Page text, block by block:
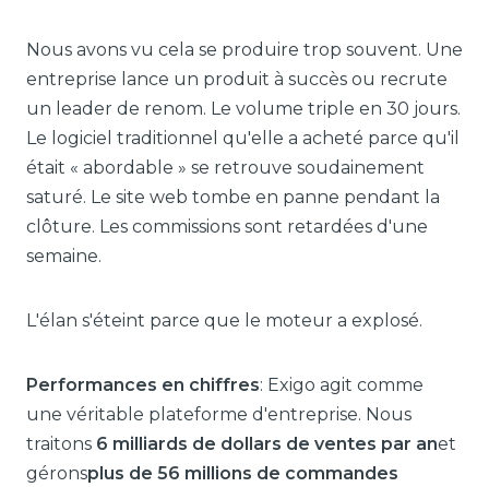
Nous avons vu cela se produire trop souvent. Une
entreprise lance un produit à succès ou recrute
un leader de renom. Le volume triple en 30 jours.
Le logiciel traditionnel qu'elle a acheté parce qu'il
était « abordable » se retrouve soudainement
saturé. Le site web tombe en panne pendant la
clôture. Les commissions sont retardées d'une
semaine.
L'élan s'éteint parce que le moteur a explosé.
Performances en chiffres: Exigo agit comme
une véritable plateforme d'entreprise. Nous
traitons 6 milliards de dollars de ventes par anet
géronsplus de 56 millions de commandes